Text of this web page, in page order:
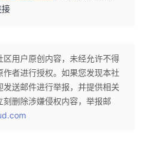
接
区用户原创内容，未经允许不得
者进行授权。如果您发现本社
送邮件进行举报，并提供相关
删除涉嫌侵权内容，举报邮